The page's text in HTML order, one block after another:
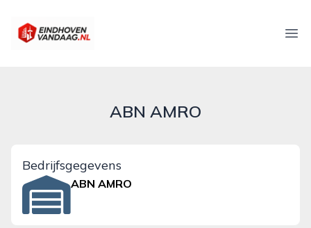
eindhovenvandaag.nl
ABN AMRO
Bedrijfsgegevens
ABN AMRO